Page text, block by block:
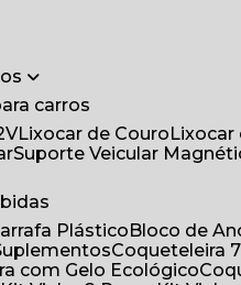
carros
Lixocar de Couro
Suporte Veicular
Plástico
Bloco de
com Gelo Ecológico